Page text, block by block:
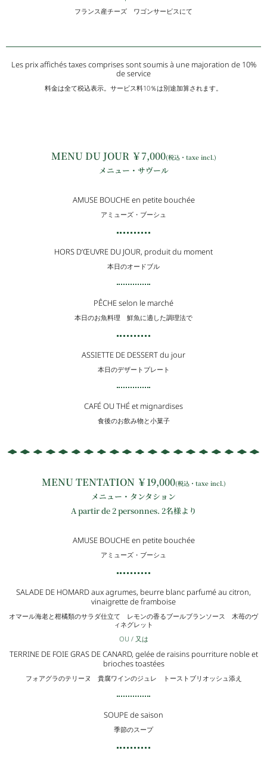
フランス産チーズ ワゴンサービスにて
Les prix affichés taxes comprises sont soumis à une majoration de 10%
de service
料金は全て税込表示。サービス料10％は別途加算されます。
MENU DU JOUR ￥7,000(税込・taxe incl.)
メニュー・サヴール
AMUSE BOUCHE en petite bouchée
アミューズ・ブーシュ
HORS D’ŒUVRE DU JOUR, produit du moment
本日のオードブル
PÊCHE selon le marché
本日のお魚料理 鮮魚に適した調理法で
ASSIETTE DE DESSERT du jour
本日のデザートプレート
CAFÉ OU THÉ et mignardises
食後のお飲み物と小菓子
MENU TENTATION ￥19,000(税込・taxe incl.)
メニュー・タンタション
A partir de 2 personnes. 2名様より
AMUSE BOUCHE en petite bouchée
アミューズ・ブーシュ
SALADE DE HOMARD aux agrumes, beurre blanc parfumé au citron,
vinaigrette de framboise
オマール海老と柑橘類のサラダ仕立て レモンの香るブールブランソース 木苺のヴ
ィネグレット
OU / 又は
TERRINE DE FOIE GRAS DE CANARD, gelée de raisins pourriture noble et
brioches toastées
フォアグラのテリーヌ 貴腐ワインのジュレ トーストブリオッシュ添え
SOUPE de saison
季節のスープ